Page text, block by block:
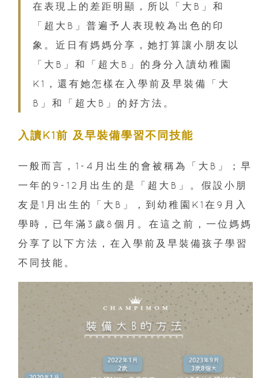
在表現上的差距明顯，所以「大B」和
「超大B」普遍予人表現較為出色的印
象。近日有媽媽分享，她打算讓小朋友以
「大B」和「超大B」的身分入讀幼稚園
K1，還有她怎樣在入學前及早裝備「大
B」和「超大B」的好方法。
入讀K1前 及早裝備學習不同技能
一般而言，1-4月出生的會被稱為「大B」；早
一年的9-12月出生的是「超大B」。假設小朋
友是1月出生的「大B」，到幼稚園K1在9月入
學時，已年滿3歲8個月。在這之前，一位媽媽
分享了以下方法，在入學前及早裝備孩子學習
不同技能。